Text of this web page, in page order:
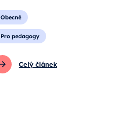
Obecné
Pro pedagogy
Celý článek